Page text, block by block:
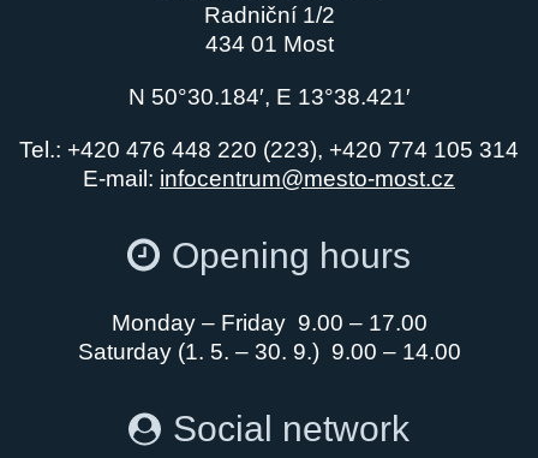
Radniční 1/2
434 01 Most
N 50°30.184′, E 13°38.421′
Tel.: +420 476 448 220 (223), +420 774 105 314
E-mail: infocentrum@mesto-most.cz
Opening hours
Monday – Friday 9.00 – 17.00
Saturday (1. 5. – 30. 9.) 9.00 – 14.00
Social network